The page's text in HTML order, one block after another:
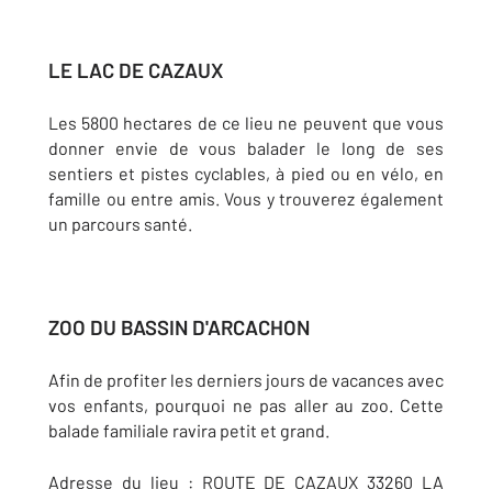
LE LAC DE CAZAUX
Les 5800 hectares de ce lieu ne peuvent que vous
donner envie de vous balader le long de ses
sentiers et pistes cyclables, à pied ou en vélo, en
famille ou entre amis. Vous y trouverez également
un parcours santé.
ZOO DU BASSIN D'ARCACHON
Afin de profiter les derniers jours de vacances avec
vos enfants, pourquoi ne pas aller au zoo. Cette
balade familiale ravira petit et grand.
Adresse du lieu : ROUTE DE CAZAUX 33260 LA